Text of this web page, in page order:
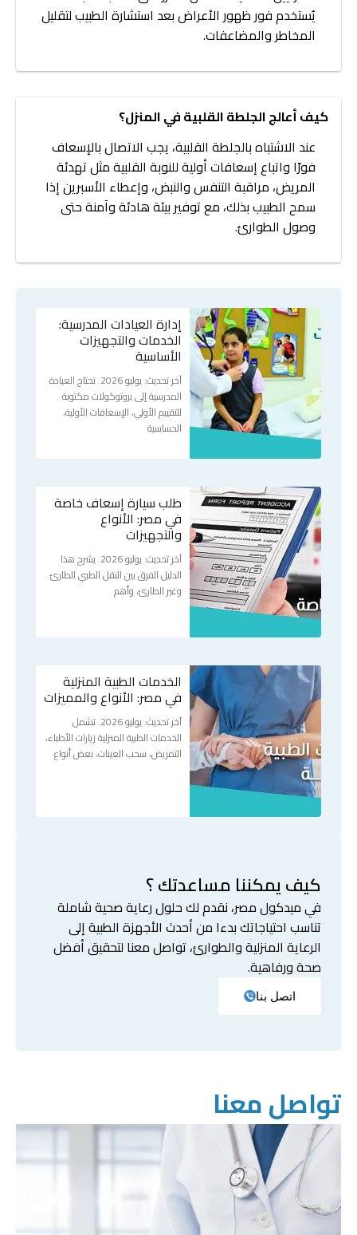
يُستخدم فور ظهور الأعراض بعد استشارة الطبيب لتقليل
المخاطر والمضاعفات.
كيف أعالج الجلطة القلبية في المنزل؟
عند الاشتباه بالجلطة القلبية، يجب الاتصال بالإسعاف
فورًا واتباع إسعافات أولية للنوبة القلبية مثل تهدئة
المريض، مراقبة التنفس والنبض، وإعطاء الأسبرين إذا
سمح الطبيب بذلك، مع توفير بيئة هادئة وآمنة حتى
وصول الطوارئ.
إدارة العيادات المدرسية:
الخدمات والتجهيزات
الأساسية
آخر تحديث: يوليو 2026. تحتاج العيادة
المدرسية إلى بروتوكولات مكتوبة
للتقييم الأولي، الإسعافات الأولية،
الحساسية
طلب سيارة إسعاف خاصة
في مصر: الأنواع
والتجهيزات
آخر تحديث: يوليو 2026. يشرح هذا
الدليل الفرق بين النقل الطبي الطارئ
وغير الطارئ، وأهم
الخدمات الطبية المنزلية
في مصر: الأنواع والمميزات
آخر تحديث: يوليو 2026. تشمل
الخدمات الطبية المنزلية زيارات الأطباء،
التمريض، سحب العينات، بعض أنواع
كيف يمكننا مساعدتك ؟
في ميدكول مصر، نقدم لك حلول رعاية صحية شاملة
تناسب احتياجاتك بدءا من أحدث الأجهزة الطبية إلى
الرعاية المنزلية والطوارئ، تواصل معنا لتحقيق أفضل
صحة ورفاهية.
اتصل بنا
تواصل معنا